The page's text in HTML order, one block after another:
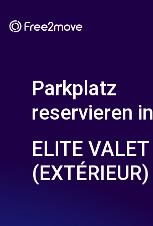
Parkplatz
reservieren in
ELITE VALET
(EXTÉRIEUR)